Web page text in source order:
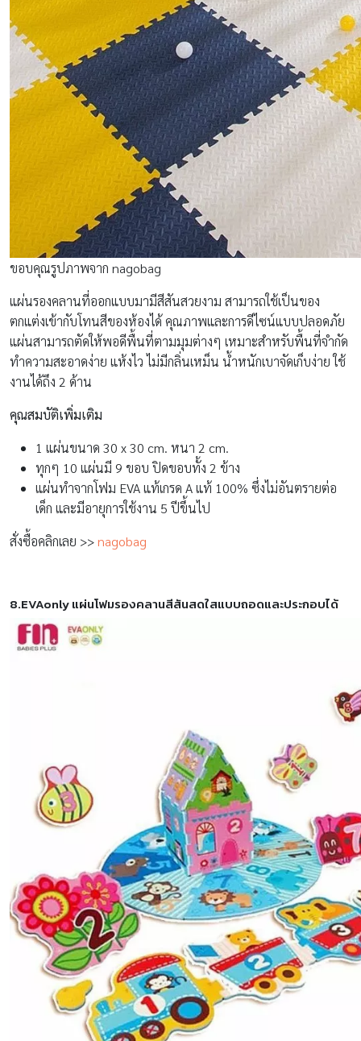
ขอบคุณรูปภาพจาก nagobag
แผ่นรองคลานที่ออกแบบมามีสีสันสวยงาม สามารถใช้เป็นของ
ตกแต่งเข้ากับโทนสีของห้องได้ คุณภาพและการดีไซน์แบบปลอดภัย
แผ่นสามารถตัดให้พอดีพื้นที่ตามมุมต่างๆ เหมาะสำหรับพื้นที่จำกัด
ทำความสะอาดง่าย แห้งไว ไม่มีกลิ่นเหม็น น้ำหนักเบาจัดเก็บง่าย ใช้
งานได้ถึง 2 ด้าน
คุณสมบัติเพิ่มเติม
1 แผ่นขนาด 30 x 30 cm. หนา 2 cm.
ทุกๆ 10 แผ่นมี 9 ขอบ ปิดขอบทั้ง 2 ข้าง
แผ่นทำจากโฟม EVA แท้เกรด A แท้ 100% ซึ่งไม่อันตรายต่อ
เด็ก และมีอายุการใช้งาน 5 ปีขึ้นไป
สั่งซื้อคลิกเลย >>nagobag
8.EVAonly แผ่นโฟมรองคลานสีสันสดใสแบบถอดและประกอบได้